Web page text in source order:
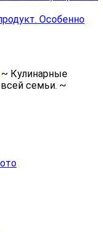
Особенно
~ Кулинарные
семьи. ~